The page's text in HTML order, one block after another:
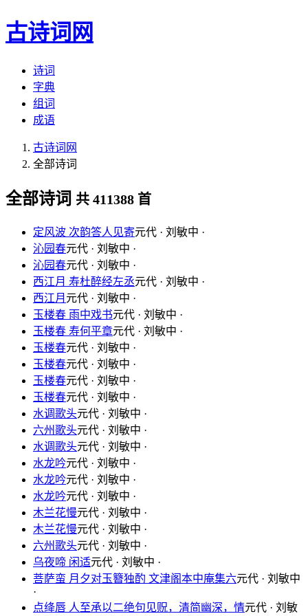
古诗词网
诗词
字典
组词
成语
古诗词网
全部诗词
全部诗词 共 411388 首
定风波 次韵答人见寄元代 · 刘敏中 ·
沁园春元代 · 刘敏中 ·
沁园春元代 · 刘敏中 ·
西江月 寿杜醉经左丞元代 · 刘敏中 ·
西江月 元代 · 刘敏中 ·
玉楼春 雨中戏书元代 · 刘敏中 ·
玉楼春 寿何平章元代 · 刘敏中 ·
玉楼春元代 · 刘敏中 ·
玉楼春元代 · 刘敏中 ·
玉楼春元代 · 刘敏中 ·
玉楼春元代 · 刘敏中 ·
水调歌头元代 · 刘敏中 ·
六州歌头元代 · 刘敏中 ·
水调歌头元代 · 刘敏中 ·
水龙吟元代 · 刘敏中 ·
水龙吟元代 · 刘敏中 ·
水龙吟元代 · 刘敏中 ·
木兰花慢元代 · 刘敏中 ·
木兰花慢元代 · 刘敏中 ·
六州歌头元代 · 刘敏中 ·
乌夜啼 闲适元代 · 刘敏中 ·
菩萨蛮 月夕对玉簪独酌 文津阁本中庵集六元代 · 刘敏中
·
点绛唇 人至承以二绝句见贶，清简幽深，情元代 · 刘敏